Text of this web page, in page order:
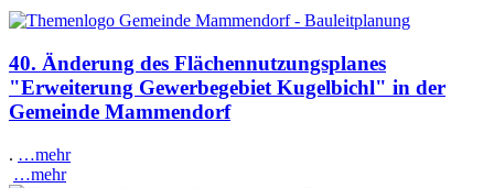
40. Änderung des Flächennutzungsplanes
"Erweiterung Gewerbegebiet Kugelbichl" in der
Gemeinde Mammendorf
. …mehr
…mehr